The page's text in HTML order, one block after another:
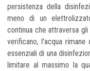
persistenza della
meno di un
continua che attraversa
verificano, l'acqua
essenziali di una
limitare al massimo la